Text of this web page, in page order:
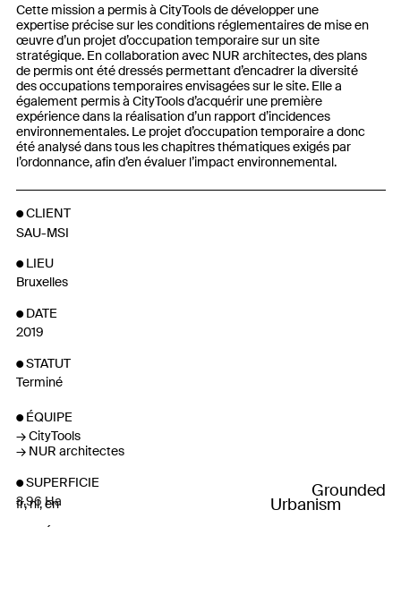
Cette mission a permis à CityTools de développer une
expertise précise sur les conditions réglementaires de mise en
œuvre d’un projet d’occupation temporaire sur un site
stratégique. En collaboration avec NUR architectes, des plans
de permis ont été dressés permettant d’encadrer la diversité
des occupations temporaires envisagées sur le site. Elle a
également permis à CityTools d’acquérir une première
expérience dans la réalisation d’un rapport d’incidences
environnementales. Le projet d’occupation temporaire a donc
été analysé dans tous les chapitres thématiques exigés par
l’ordonnance, afin d’en évaluer l’impact environnemental.
CLIENT
SAU-MSI
LIEU
Bruxelles
DATE
2019
STATUT
Terminé
ÉQUIPE
CityTools
NUR architectes
SUPERFICIE
3,96 Ha
CRÉDITS
fr nl en
Grounded
Urbanism